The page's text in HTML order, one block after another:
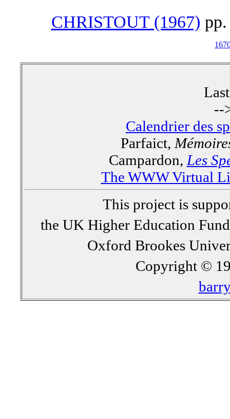
CHRISTOUT (1967)
--
Calendrier des
Parfaict,
Campardon, Les
The WWW Virtual
This project is
the UK Higher Education
Oxford Brookes
Copyright ©